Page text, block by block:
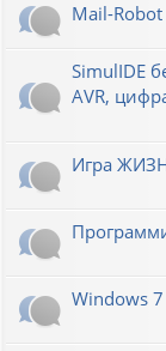
Mail-Robot
SimulIDE
AVR,
Игра
Windows 7